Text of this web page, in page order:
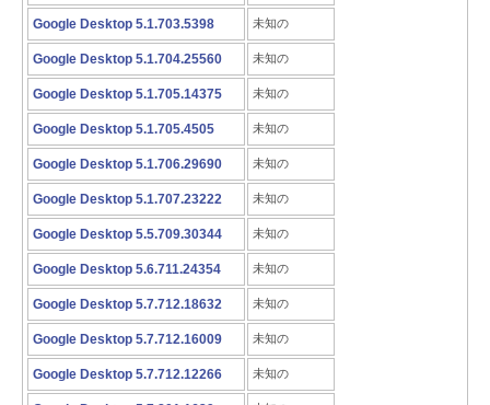
Google Desktop 5.1.703.5398 未知の
Google Desktop 5.1.704.25560 未知の
Google Desktop 5.1.705.14375 未知の
Google Desktop 5.1.705.4505 未知の
Google Desktop 5.1.706.29690 未知の
Google Desktop 5.1.707.23222 未知の
Google Desktop 5.5.709.30344 未知の
Google Desktop 5.6.711.24354 未知の
Google Desktop 5.7.712.18632 未知の
Google Desktop 5.7.712.16009 未知の
Google Desktop 5.7.712.12266 未知の